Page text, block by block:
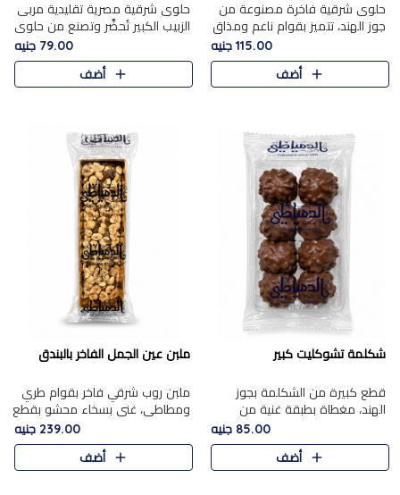
حلوى شرقية فاخرة مصنوعة من
جوز الهند، تتميز بقوام ناعم ومذاق
غني، وتزين بقطع من الفستق
الفاخر التي تضيف عليها قرمشة
115.00 جنيه
أضف
حلوى شرقية مصرية تقليدية مربى
الزبيب الكبير تُحضَّر وتصنع من حلوي
جوز الهند باسد بقوام طري ومذاق
غني، وتُزين وتغطا بحبات الزبيب
الذهبي التي ..
79.00 جنيه
أضف
شكلمة تشوكليت كبير
قطع كبيرة من الشكلمة بجوز
الهند، مغطاة بطبقة غنية من
الشوكولاتة الفاخرة لتجمع بين
القوام الطري من الداخل مركز جوز
الهند المطاطي والمذاق الغن..
85.00 جنيه
أضف
ملبن عين الجمل الفاخر بالبندق
ملبن روب شرقي فاخر بقوام طري
ومطاطي، غني بسخاء محشو بقطع
عين الجمل والبندق المحمص التي
تضيف قرمشة مميزة مُرضية
ونكهة جوزية غنية في كل
239.00 جنيه
أضف